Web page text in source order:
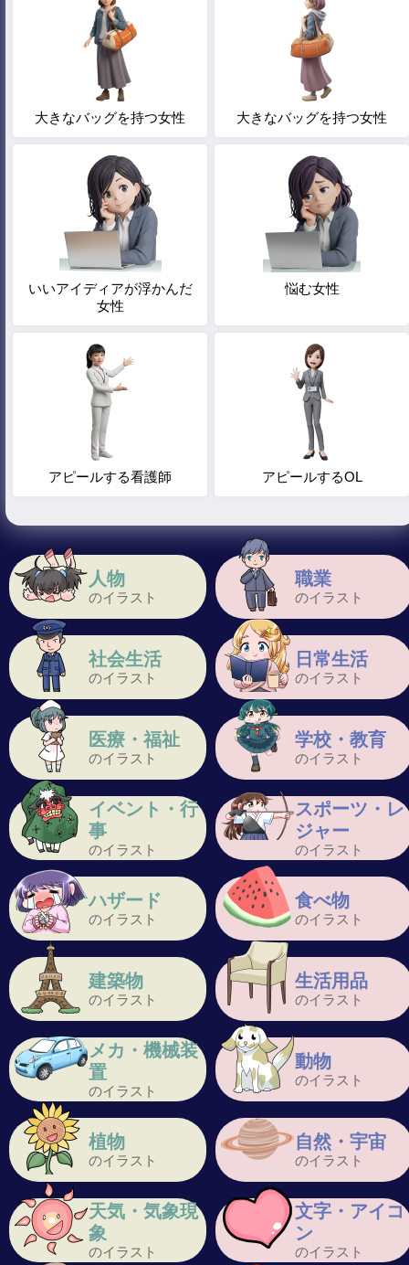
人物
のイラスト
職業
のイラスト
社会生活
のイラスト
日常生活
のイラスト
医療・福祉
のイラスト
学校・教育
のイラスト
イベント・行
事
のイラスト
スポーツ・レ
ジャー
のイラスト
ハザード
のイラスト
食べ物
のイラスト
建築物
のイラスト
生活用品
のイラスト
メカ・機械装
置
のイラスト
動物
のイラスト
植物
のイラスト
自然・宇宙
のイラスト
天気・気象現
象
のイラスト
文字・アイコ
ン
のイラスト
大きなバッグを持つ女性 大きなバッグを持つ女性
いいアイディアが浮かんだ
女性
悩む女性
アピールする看護師 アピールするOL